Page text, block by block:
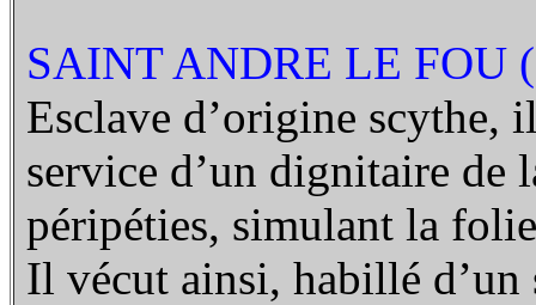
SAINT ANDRE LE FOU
Esclave d’origine scythe,
service d’un dignitaire de
péripéties, simulant la
Il vécut ainsi, habillé d’un